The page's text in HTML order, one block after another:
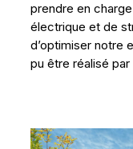
prendre en
électrique et de
d’optimiser notre
pu être réalisé